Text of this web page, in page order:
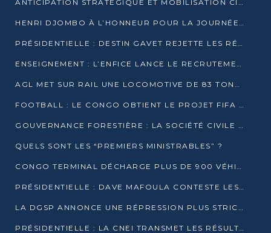
ANTICIPATION STRATÉGIQUE ET MOBILISATION CITOYENNE POUR NOTRE SOUVERAINETÉ NATIONALE
HENRI DJOMBO À L’HONNEUR POUR LA JOURNÉE MONDIALE DU THÉÂTRE
PRÉSIDENTIELLE : DESTIN GAVET REJETTE LES RÉSULTATS ET APPELLE À UN DIALOGUE NATIONAL
ENSEIGNEMENT : L’ENFICE LANCE LE RECRUTEMENT DE SA PREMIÈRE PROMOTION DE PROFESSEURS DES ÉCOLES
AGL MET SUR RAIL UNE LOCOMOTIVE DE 83 TONNES À POINTE-NOIRE
FOOTBALL : LE CONGO OBTIENT LE PROJET FIFA ARENA POUR SES 15 DÉPARTEMENTS
GOUVERNANCE FORESTIÈRE : LA SOCIÉTÉ CIVILE CONGOLAISE AFFICHE SES PRIORITÉS POUR 2026
QUELS SONT LES “PREMIERS MINISTRABLES” ?
CONGO TERMINAL DÉCHARGE PLUS DE 900 VÉHICULES EN QUELQUES HEURES
PRÉSIDENTIELLE : DAVE MAFOULA CONTESTE LES RÉSULTATS PROVISOIRES
LA DGSP ANNONCE UNE RÉPRESSION PLUS STRICTE CONTRE LES MOTO-TAXIS
PRÉSIDENTIELLE : LA CNEI TRANSMET LES RÉSULTATS PROVISOIRES À LA COUR CONSTITUTIONNELLE